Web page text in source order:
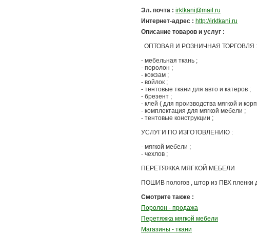
Эл. почта : irktkani@mail.ru
Интернет-адрес : http://irktkani.ru
Описание товаров и услуг :
ОПТОВАЯ И РОЗНИЧНАЯ ТОРГОВЛЯ :
- мебельная ткань ;
- поролон ;
- кожзам ;
- войлок ;
- тентовые ткани для авто и катеров ;
- брезент ;
- клей ( для производства мягкой и
- комплектация для мягкой мебели ;
- тентовые конструкции ;
УСЛУГИ ПО ИЗГОТОВЛЕНИЮ :
- мягкой мебели ;
- чехлов ;
ПЕРЕТЯЖКА МЯГКОЙ МЕБЕЛИ
ПОШИВ пологов , штор из ПВХ пленки
Смотрите также :
Поролон - продажа
Перетяжка мягкой мебели
Магазины - ткани